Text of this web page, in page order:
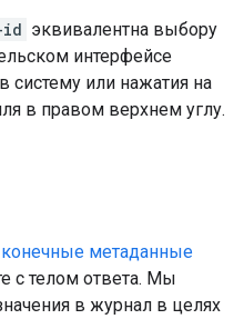
id эквивалентна выбору
интерфейсе
систему или нажатия на
в правом верхнем углу.
конечные метаданные
с телом ответа. Мы
в журнал в целях